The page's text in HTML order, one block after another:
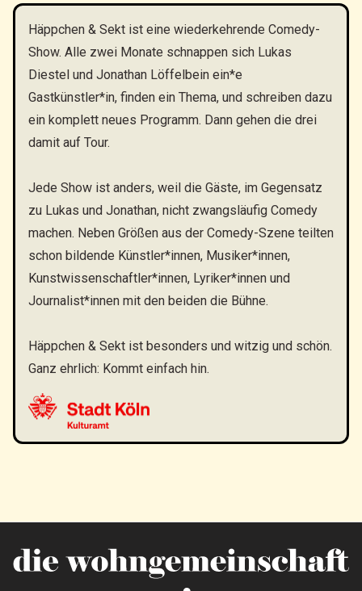
Häppchen & Sekt ist eine wiederkehrende Comedy-
Show. Alle zwei Monate schnappen sich Lukas
Diestel und Jonathan Löffelbein ein*e
Gastkünstler*in, finden ein Thema, und schreiben dazu
ein komplett neues Programm. Dann gehen die drei
damit auf Tour.
Jede Show ist anders, weil die Gäste, im Gegensatz
zu Lukas und Jonathan, nicht zwangsläufig Comedy
machen. Neben Größen aus der Comedy-Szene teilten
schon bildende Künstler*innen, Musiker*innen,
Kunstwissenschaftler*innen, Lyriker*innen und
Journalist*innen mit den beiden die Bühne.
Häppchen & Sekt ist besonders und witzig und schön.
Ganz ehrlich: Kommt einfach hin.